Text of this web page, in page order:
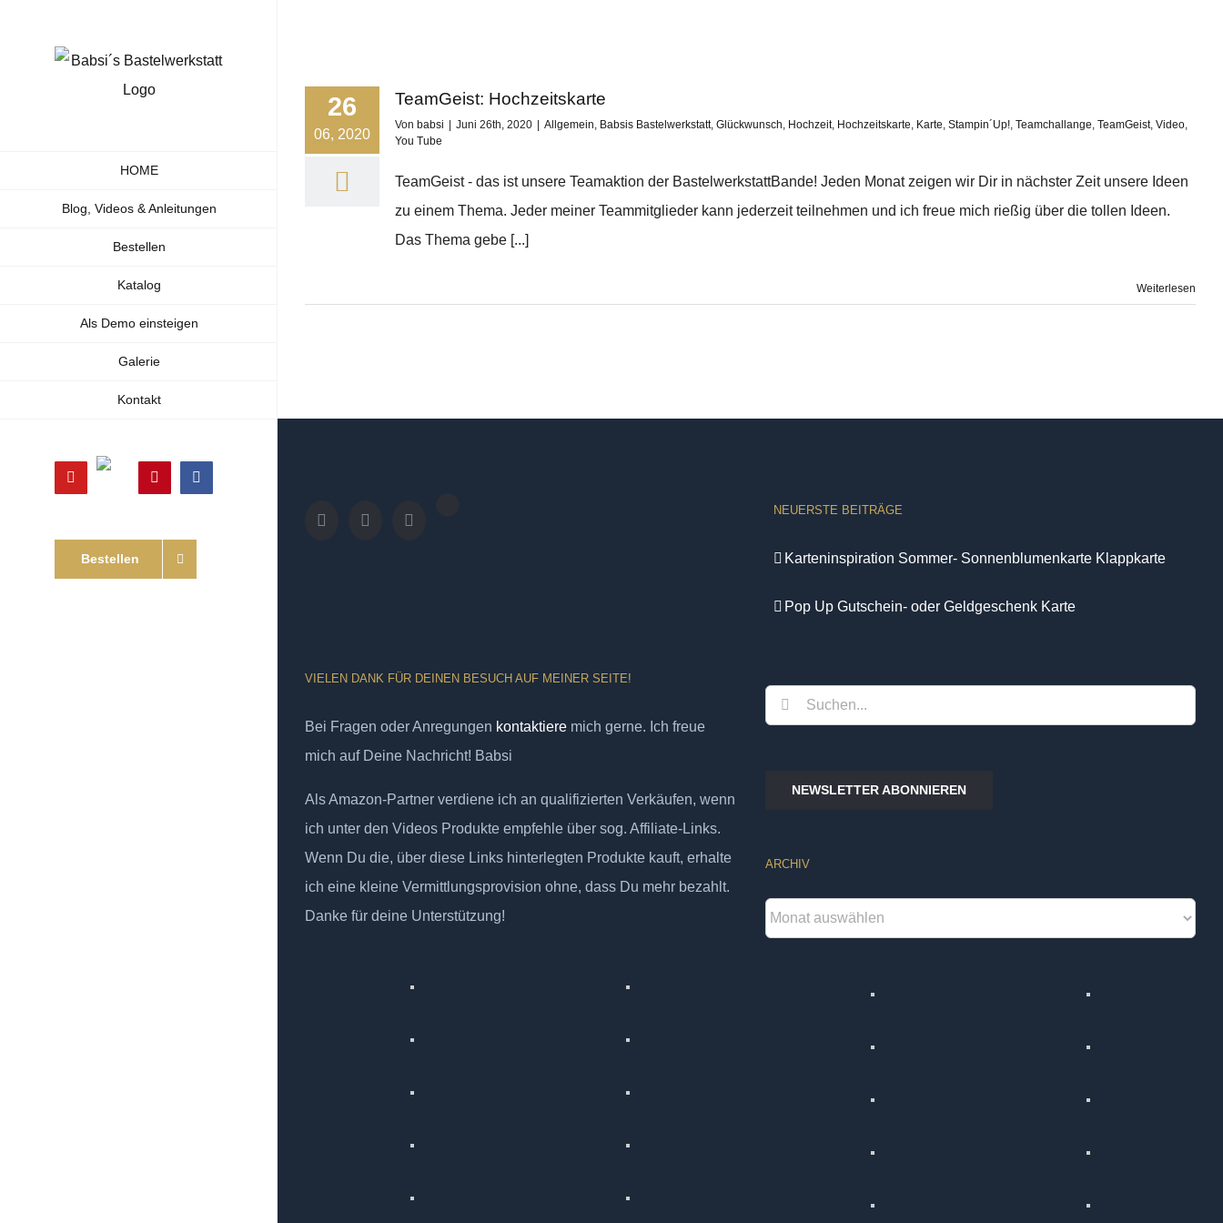
HOME
Blog, Videos & Anleitungen
Bestellen
Katalog
Als Demo einsteigen
Galerie
Kontakt
YouTube
Shop
PinterestFacebook
Bestellen
26
06, 2020
TeamGeist: Hochzeitskarte
Von babsi Juni 26th, 2020 Allgemein, Babsis Bastelwerkstatt, Glückwunsch, Hochzeit, Hochzeitskarte, Karte, Stampin´Up!, Teamchallange, TeamGeist, Video,
You Tube
TeamGeist - das ist unsere Teamaktion der BastelwerkstattBande! Jeden Monat zeigen wir Dir in nächster Zeit unsere Ideen
zu einem Thema. Jeder meiner Teammitglieder kann jederzeit teilnehmen und ich freue mich rießig über die tollen Ideen.
Das Thema gebe [...]
Weiterlesen
VIELEN DANK FÜR DEINEN BESUCH AUF MEINER SEITE!
Bei Fragen oder Anregungen kontaktiere mich gerne. Ich freue
mich auf Deine Nachricht! Babsi
Als Amazon-Partner verdiene ich an qualifizierten Verkäufen, wenn
ich unter den Videos Produkte empfehle über sog. Affiliate-Links.
Wenn Du die, über diese Links hinterlegten Produkte kauft, erhalte
ich eine kleine Vermittlungsprovision ohne, dass Du mehr bezahlt.
Danke für deine Unterstützung!
NEUERSTE BEITRÄGE
Karteninspiration Sommer- Sonnenblumenkarte Klappkarte
Pop Up Gutschein- oder Geldgeschenk Karte
Suche
nach:
NEWSLETTER ABONNIEREN
ARCHIV
Archiv